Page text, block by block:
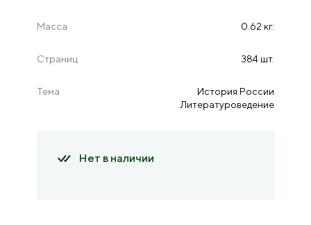
Масса 0.62 кг.
Страниц 384 шт.
Тема
История России
Литературоведение
Нет в наличии